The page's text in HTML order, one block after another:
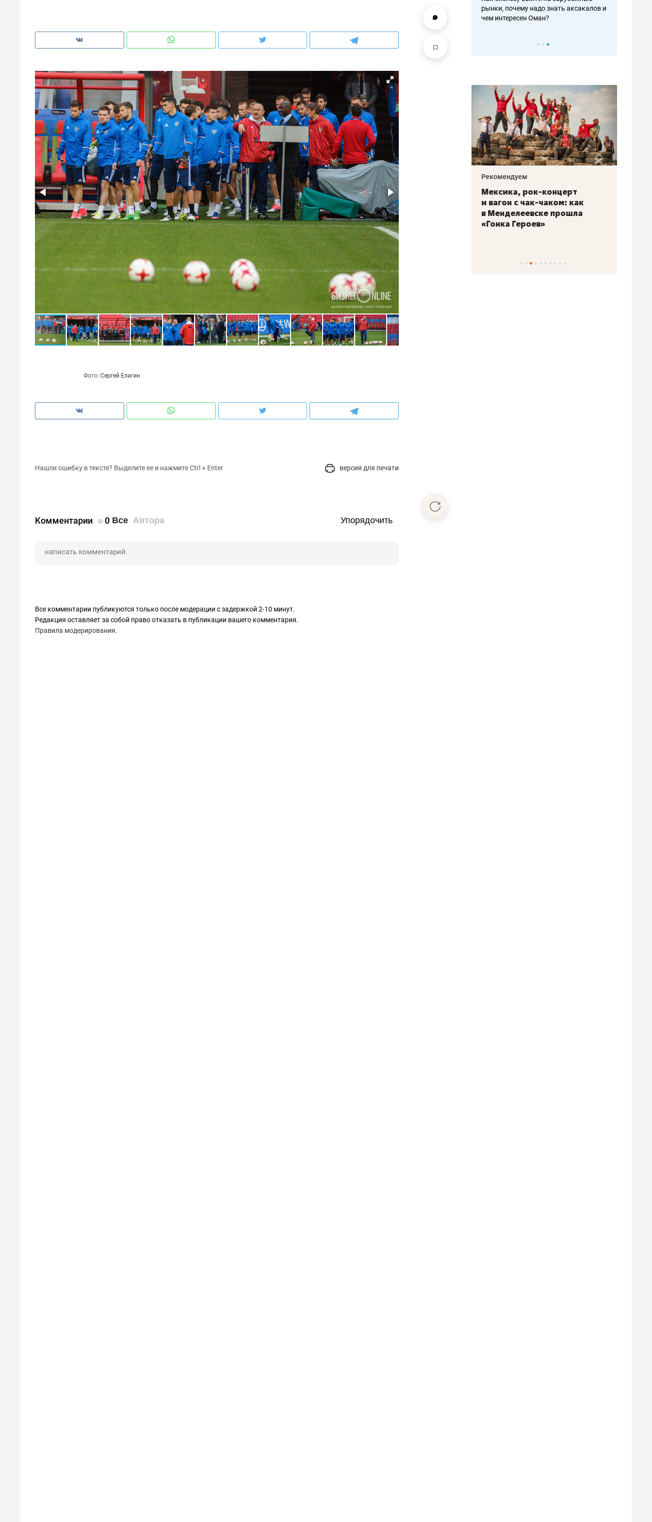
Фото: Сергей Елагин
Нашли ошибку в тексте? Выделите ее и нажмите Ctrl + Enter версия для печати
Комментарии 0 Все Автора Упорядочить
Все комментарии публикуются только после модерации с задержкой 2-10 минут.
Редакция оставляет за собой право отказать в публикации вашего комментария.
Правила модерирования.
налогах и развитии без кредитов
рынки, почему надо знать аксакалов и
чем интересен Оман?
Рекомендуем
Как ГК «МИР ГРУПП» и ВТБ
создают оазис жилого
комфорта под Казанью
Рекомендуем
150 камер до квартиры и Face
ID вместо ключа: какой будет
безопасность в ЖК «Нова»
Рекомендуем
Опыт выживания в дикой
природе, работа
с ментальным и физическим
состоянием как основа
антихрупких команд
Рекомендуем
Мексика, рок-концерт
и вагон с чак-чаком: как
в Менделеевске прошла
«Гонка Героев»